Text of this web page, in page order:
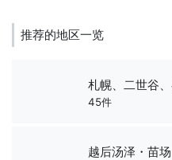
推荐的地区一览
札幌、二世谷
45件
越后汤泽・苗